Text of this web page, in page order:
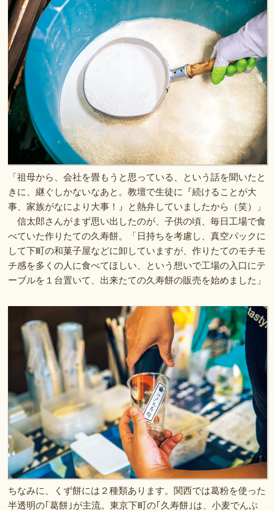
「祖母から、会社を畳もうと思っている、という話を聞いたと
きに、継ぐしかないなあと。教壇で生徒に『続けることが大
事、家族がなにより大事！』と熱弁していましたから（笑）」
信太郎さんがまず思い出したのが、子供の頃、毎日工場で食
べていた作りたての久寿餅。「日持ちを考慮し、真空パックに
して下町の和菓子屋などに卸していますが、作りたてのモチモ
チ感を多くの人に食べてほしい、という想いで工場の入口にテ
ーブルを１台置いて、出来たての久寿餅の販売を始めました」
ちなみに、くず餅には２種類あります。関西では葛粉を使った
半透明の｢葛餅｣が主流。東京下町の｢久寿餅｣は、小麦でんぷ